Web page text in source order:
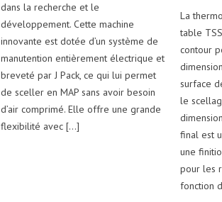
dans la recherche et le
développement. Cette machine
innovante est dotée d’un système de
manutention entièrement électrique et
breveté par J Pack, ce qui lui permet
de sceller en MAP sans avoir besoin
d’air comprimé. Elle offre une grande
flexibilité avec […]
La
table
contour
surface
le
final est
une
pour les
fonction